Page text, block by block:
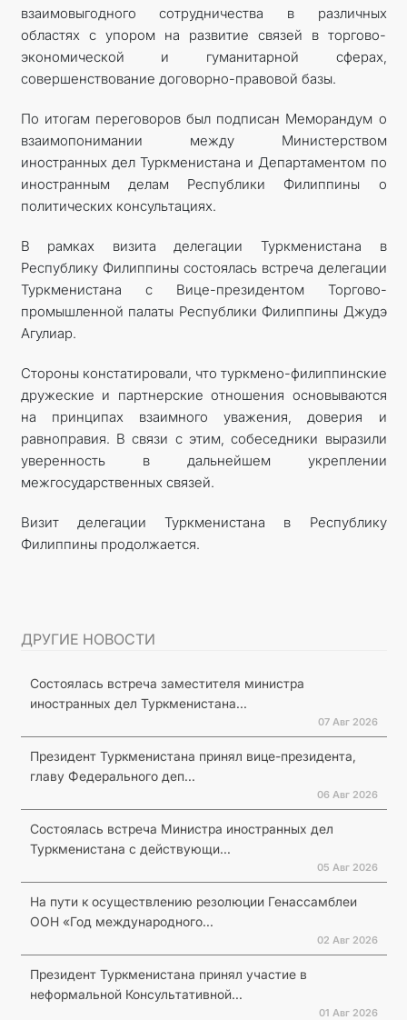
взаимовыгодного сотрудничества в различных
областях с упором на развитие связей в торгово-
экономической и гуманитарной сферах,
совершенствование договорно-правовой базы.
По итогам переговоров был подписан Меморандум о
взаимопонимании между Министерством
иностранных дел Туркменистана и Департаментом по
иностранным делам Республики Филиппины о
политических консультациях.
В рамках визита делегации Туркменистана в
Республику Филиппины состоялась встреча делегации
Туркменистана с Вице-президентом Торгово-
промышленной палаты Республики Филиппины Джудэ
Агулиар.
Стороны констатировали, что туркмено-филиппинские
дружеские и партнерские отношения основываются
на принципах взаимного уважения, доверия и
равноправия. В связи с этим, собеседники выразили
уверенность в дальнейшем укреплении
межгосударственных связей.
Визит делегации Туркменистана в Республику
Филиппины продолжается.
ДРУГИЕ НОВОСТИ
Состоялась встреча заместителя министра
иностранных дел Туркменистана...
07 Авг 2026
Президент Туркменистана принял вице-президента,
главу Федерального деп...
06 Авг 2026
Состоялась встреча Министра иностранных дел
Туркменистана с действующи...
05 Авг 2026
На пути к осуществлению резолюции Генассамблеи
ООН «Год международного...
02 Авг 2026
Президент Туркменистана принял участие в
неформальной Консультативной...
01 Авг 2026